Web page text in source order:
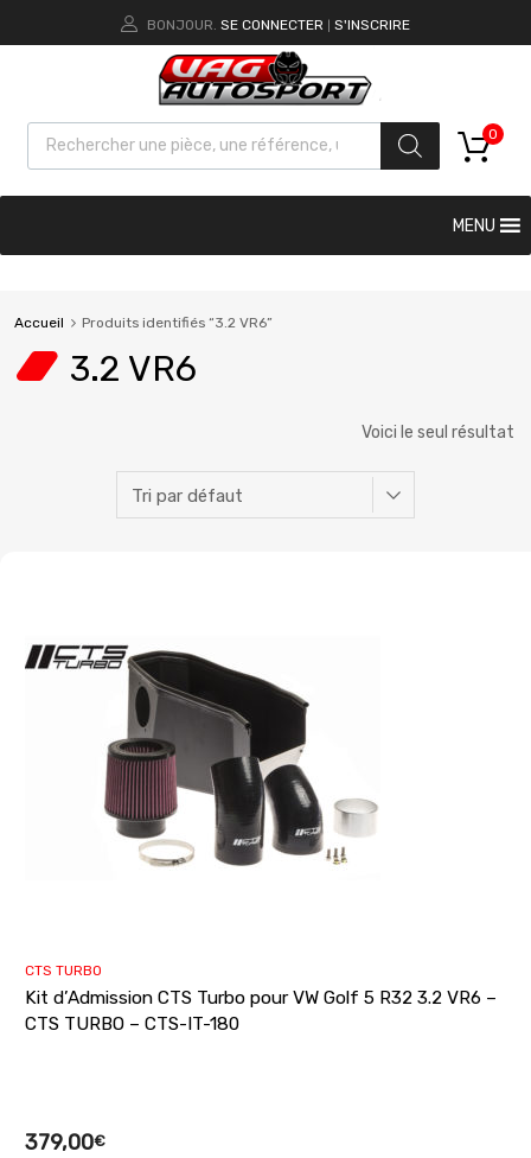
BONJOUR. SE CONNECTER S'INSCRIRE
0
MENU
Accueil Produits identifiés “3.2 VR6”
3.2 VR6
Voici le seul résultat
CTS TURBO
Kit d’Admission CTS Turbo pour VW Golf 5 R32 3.2 VR6 –
CTS TURBO – CTS-IT-180
379,00€